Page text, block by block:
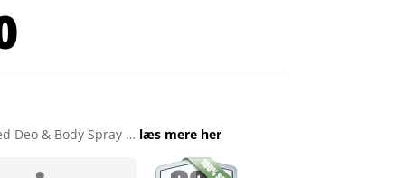
Deo & Body Spray … læs mere her